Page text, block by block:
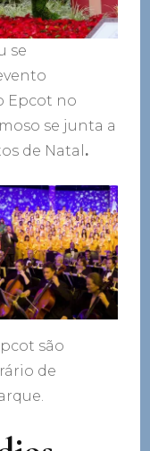
se
evento
Epcot no
se junta a
de Natal .
são
de